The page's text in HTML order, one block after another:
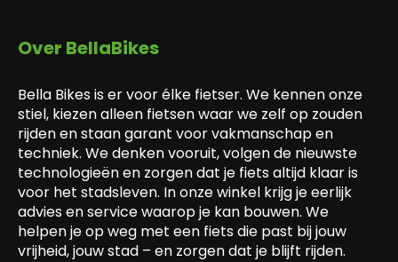
Over BellaBikes
Bella Bikes is er voor élke fietser. We kennen onze
stiel, kiezen alleen fietsen waar we zelf op zouden
rijden en staan garant voor vakmanschap en
techniek. We denken vooruit, volgen de nieuwste
technologieën en zorgen dat je fiets altijd klaar is
voor het stadsleven. In onze winkel krijg je eerlijk
advies en service waarop je kan bouwen. We
helpen je op weg met een fiets die past bij jouw
vrijheid, jouw stad – en zorgen dat je blijft rijden.